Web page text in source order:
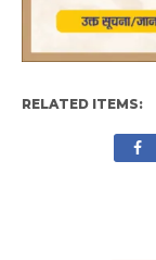
RELATED ITEMS: